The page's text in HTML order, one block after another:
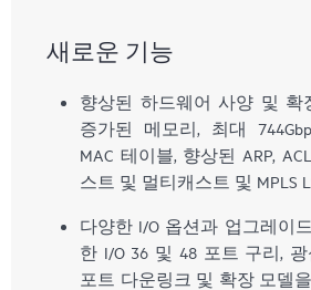
새로운 기능
향상된 하드웨어 사양 및 확
증가된 메모리, 최대
MAC 테이블, 향상된 ARP,
스트 및 멀티캐스트 및 MPLS
다양한 I/O 옵션과 업그레이
한 I/O 36 및 48 포트 구리,
포트 다운링크 및 확장 모델